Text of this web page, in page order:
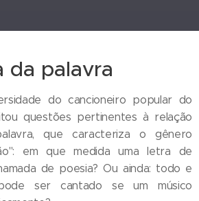
da palavra
do cancioneiro popular do
questões pertinentes à relação
que caracteriza o gênero
em que medida uma letra de
de poesia? Ou ainda: todo e
ser cantado se um músico